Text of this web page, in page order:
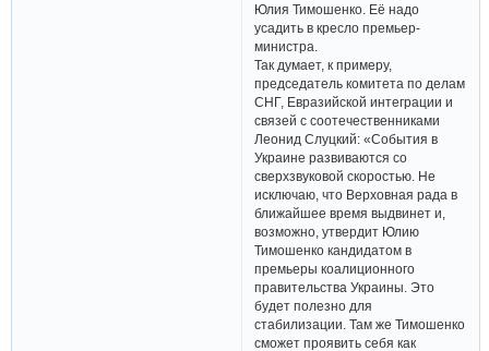
Юлия Тимошенко. Её надо
усадить в кресло премьер-
министра.
Так думает, к примеру,
председатель комитета по делам
СНГ, Евразийской интеграции и
связей с соотечественниками
Леонид Слуцкий: «События в
Украине развиваются со
сверхзвуковой скоростью. Не
исключаю, что Верховная рада в
ближайшее время выдвинет и,
возможно, утвердит Юлию
Тимошенко кандидатом в
премьеры коалиционного
правительства Украины. Это
будет полезно для
стабилизации. Там же Тимошенко
сможет проявить себя как